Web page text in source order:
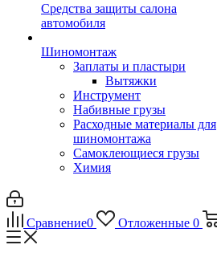
Средства защиты салона
автомобиля
Шиномонтаж
Заплаты и пластыри
Вытяжки
Инструмент
Набивные грузы
Расходные материалы для
шиномонтажа
Самоклеющиеся грузы
Химия
Сравнение0 Отложенные 0